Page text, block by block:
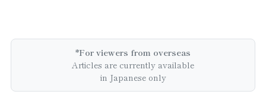
*For viewers from overseas
Articles are currently available
in Japanese only